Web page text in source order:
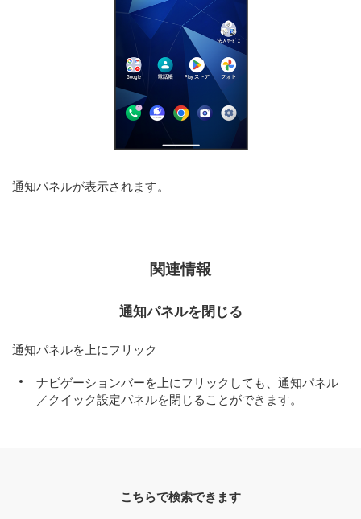
通知パネルが表示されます。
関連情報
通知パネルを閉じる
通知パネルを上にフリック
ナビゲーションバーを上にフリックしても、通知パネル
／クイック設定パネルを閉じることができます。
こちらで検索できます